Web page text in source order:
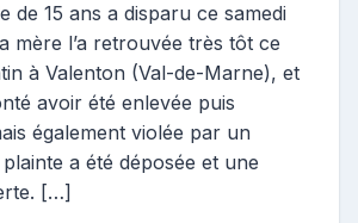
de 15 ans a disparu ce samedi
mère l’a retrouvée très tôt ce
à Valenton (Val-de-Marne), et
avoir été enlevée puis
également violée par un
a été déposée et une
[…]